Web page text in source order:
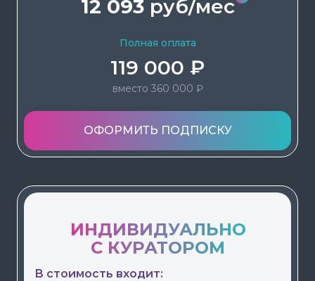
вместо 360 000 ₽
119 000 ₽
Полная оплата
12 093руб/мес
ОФОРМИТЬ ПОДПИСКУ
ИНДИВИДУАЛЬНО
С КУРАТОРОМ
В стоимость входит: